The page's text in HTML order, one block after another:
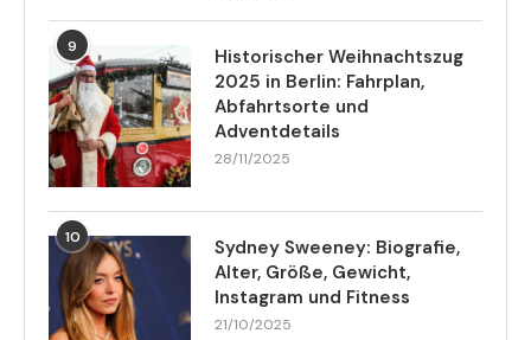
9
Historischer Weihnachtszug
2025 in Berlin: Fahrplan,
Abfahrtsorte und
Adventdetails
28/11/2025
10
Sydney Sweeney: Biografie,
Alter, Größe, Gewicht,
Instagram und Fitness
21/10/2025